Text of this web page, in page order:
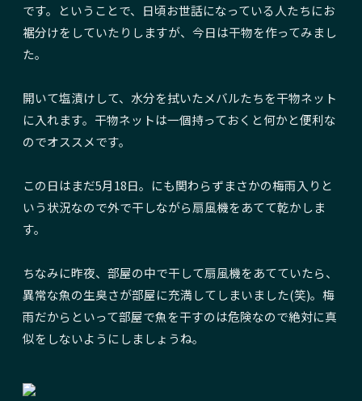
です。ということで、日頃お世話になっている人たちにお
裾分けをしていたりしますが、今日は干物を作ってみまし
た。
開いて塩漬けして、水分を拭いたメバルたちを干物ネット
に入れます。干物ネットは一個持っておくと何かと便利な
のでオススメです。
この日はまだ5月18日。にも関わらずまさかの梅雨入りと
いう状況なので外で干しながら扇風機をあてて乾かしま
す。
ちなみに昨夜、部屋の中で干して扇風機をあてていたら、
異常な魚の生臭さが部屋に充満してしまいました(笑)。梅
雨だからといって部屋で魚を干すのは危険なので絶対に真
似をしないようにしましょうね。